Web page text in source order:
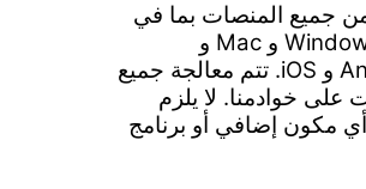
جميع المنصات بما في
ذلك Windows و Mac و
Android و iOS. تتم معالجة جميع
على خوادمنا. لا يلزم
مكون إضافي أو برنامج